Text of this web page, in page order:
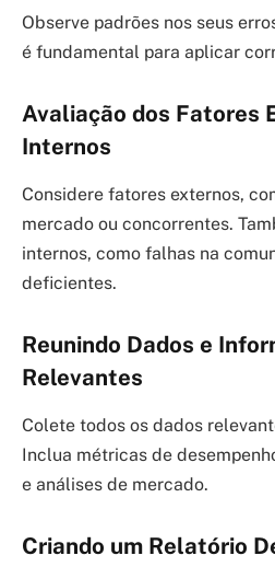
Observe padrões nos seus
é fundamental para aplicar
Avaliação dos Fatores
Internos
Considere fatores externos,
mercado ou concorrentes.
internos, como falhas na
deficientes.
Reunindo Dados e
Relevantes
Colete todos os dados
Inclua métricas de
e análises de mercado.
Criando um Relatório